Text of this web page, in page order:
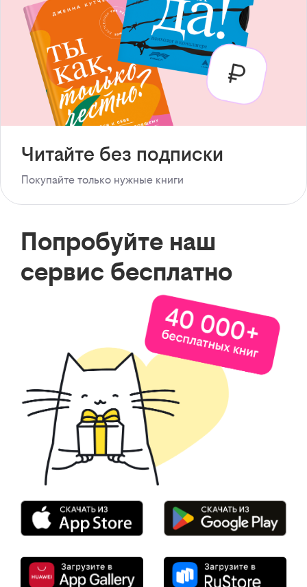
Читайте без подписки
Покупайте только нужные книги
Попробуйте наш
сервис бесплатно